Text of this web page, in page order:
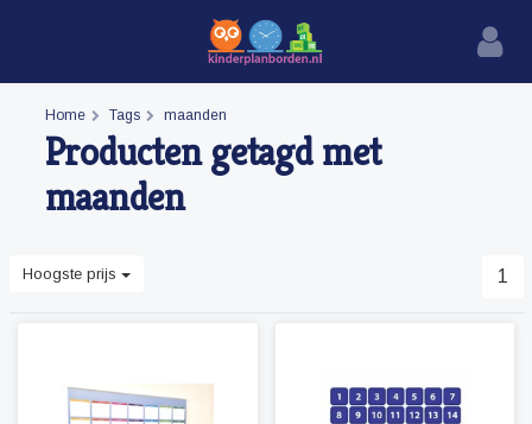
Home Tags maanden
Producten getagd met
maanden
Hoogste prijs 1